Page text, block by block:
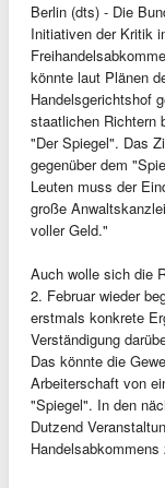
Berlin (dts) - Die
Initiativen der Kritik
könnte laut Plänen
Handelsgerichtshof
staatlichen Richtern
"Der Spiegel". Das
gegenüber dem
Leuten muss der
große
voller Geld."
Auch wolle sich die
2. Februar wieder
erstmals konkrete
Verständigung
Das könnte die
Arbeiterschaft von
"Spiegel". In den
Dutzend